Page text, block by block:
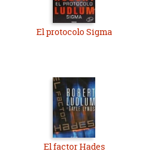
El protocolo Sigma
El factor Hades